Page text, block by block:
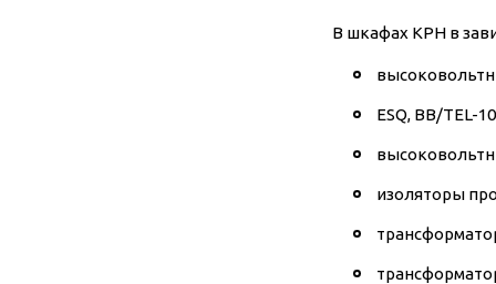
В шкафах КРН в
ESQ, BВ/TEL-
изоляторы